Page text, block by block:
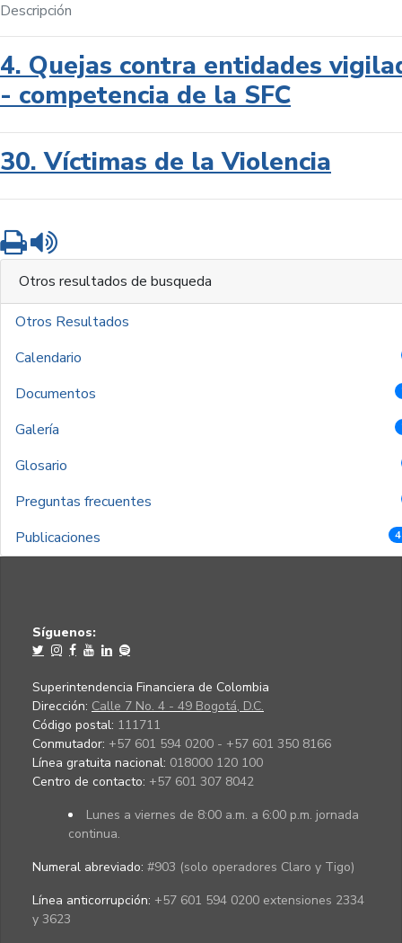
Descripción
4. Quejas contra entidades
- competencia de la SFC
30. Víctimas de la Violencia
Imprimir
Otros resultados de busqueda
Otros Resultados
Calendario
Documentos
Galería
Glosario
Preguntas frecuentes
Publicaciones
Síguenos:
Superintendencia Financiera de Colombia
Dirección: Calle 7 No. 4 - 49 Bogotá, D.C.
Código postal: 111711
Conmutador: +57 601 594 0200 - +57 601 350 8166
Línea gratuita nacional: 018000 120 100
Centro de contacto: +57 601 307 8042
Lunes a viernes de 8:00 a.m. a 6:00 p.m. jornada
continua.
Numeral abreviado: #903 (solo operadores Claro y Tigo)
Línea anticorrupción: +57 601 594 0200 extensiones 2334
y 3623